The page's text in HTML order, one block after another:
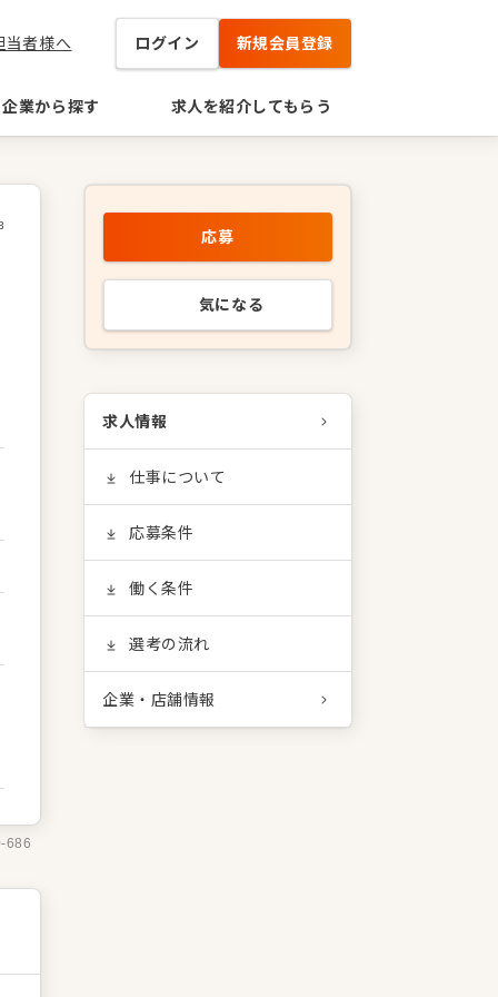
当者様へ ログイン 新規会員登録
企業から探す 求人を紹介してもらう
686
応募
気になる
求人情報
仕事について
応募条件
働く条件
選考の流れ
企業・店舗情報